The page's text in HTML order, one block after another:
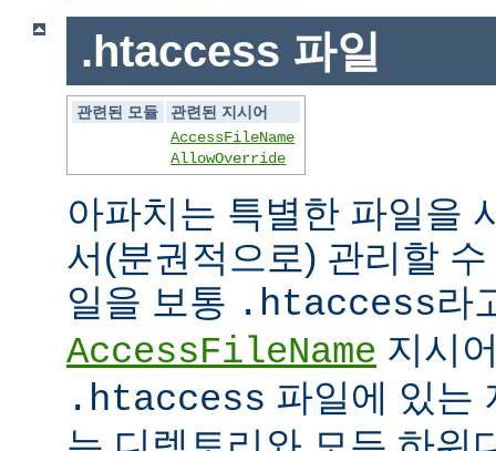
.htaccess 파일
관련된 모듈
관련된 지시어
AccessFileName
AllowOverride
아파치는 특별한 파일을
서(분권적으로) 관리할
일을 보통 .htaccess라
AccessFileName 지시
.htaccess 파일에 있는